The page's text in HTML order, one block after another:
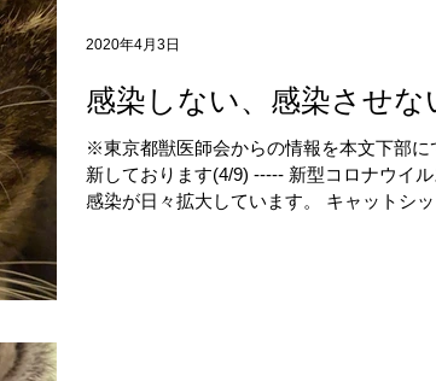
感染しない、感染させな
※東京都獣医師会からの情報を本文下部に
新しております(4/9) ----- 新型コロナウイ
感染が日々拡大しています。 キャットシ
2020年4月3日